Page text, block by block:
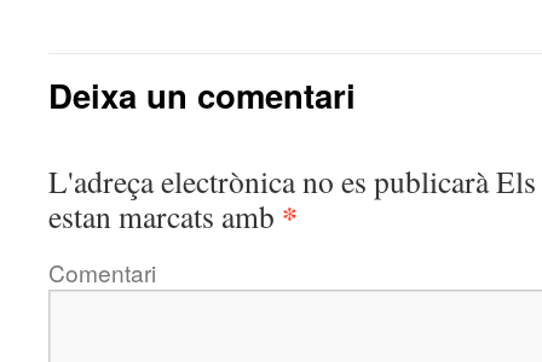
Deixa un comentari
L'adreça electrònica no es publicaràEls
estan marcats amb *
Comentari